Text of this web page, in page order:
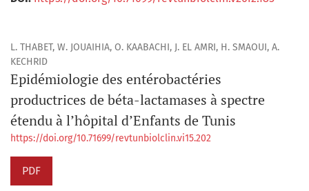
L. THABET, W. JOUAIHIA, O. KAABACHI, J. EL AMRI, H. SMAOUI, A.
KECHRID
Epidémiologie des entérobactéries
productrices de béta-lactamases à spectre
étendu à l’hôpital d’Enfants de Tunis
https://doi.org/10.71699/revtunbiolclin.vi15.202
PDF